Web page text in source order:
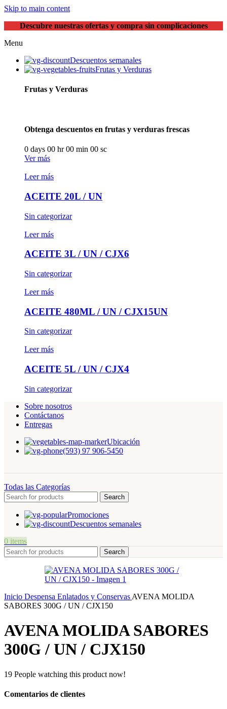
Skip to main content
Descubre nuestras ofertas y compra sin complicaciones
Menu
Descuentos semanales
Frutas y Verduras
Frutas y Verduras
Obtenga descuentos en frutas y verduras frescas
0 days 00 hr00 min 00 sc
Ver más
Leer más
ACEITE 20L / UN
Sin categorizar
Leer más
ACEITE 3L / UN / CJX6
Sin categorizar
Leer más
ACEITE 480ML / UN / CJX15UN
Sin categorizar
Leer más
ACEITE 5L / UN / CJX4
Sin categorizar
Sobre nosotros
Contáctanos
Entregas
Ubicación
(593) 97 906-5450
Todas las Categorías
Search
Promociones
Descuentos semanales
0 items
Search
Inicio Despensa Enlatados y Conservas AVENA MOLIDA
SABORES 300G / UN / CJX150
AVENA MOLIDA SABORES
300G / UN / CJX150
19 People watching this product now!
Comentarios de clientes